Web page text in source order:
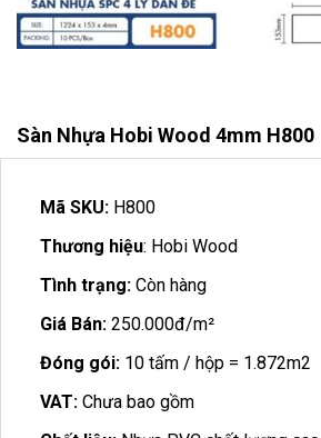
Sàn Nhựa Hobi Wood 4mm H800
Mã SKU: H800
Thương hiệu: Hobi Wood
Tình trạng: Còn hàng
Giá Bán: 250.000đ/m²
Đóng gói: 10 tấm / hộp = 1.872m2
VAT: Chưa bao gồm